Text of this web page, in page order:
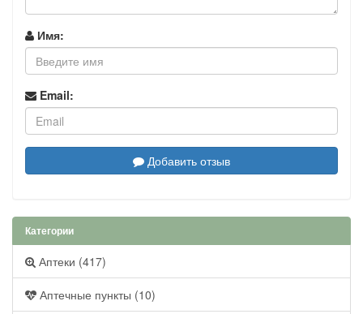
Имя:
Email:
Добавить отзыв
Категории
Аптеки (417)
Аптечные пункты (10)